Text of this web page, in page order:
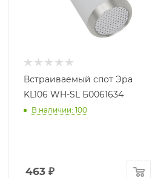
Встраиваемый спот Эра
KL106 WH-SL Б0061634
В наличии: 100
463₽